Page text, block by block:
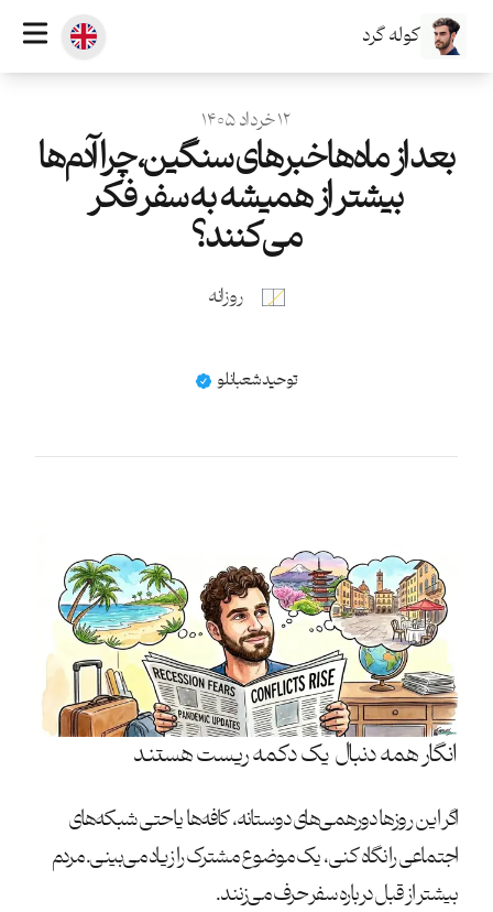
کوله گرد
۱۲ خرداد ۱۴۰۵
بعد از ماه‌ها خبرهای سنگین، چرا آدم‌ها
بیشتر از همیشه به سفر فکر
می‌کنند؟
روزانه
نام
توحید شعبانلو
انگار همه دنبال یک دکمه ریست هستند
اگر این روزها دورهمی‌های دوستانه، کافه‌ها یا حتی شبکه‌های
اجتماعی را نگاه کنی، یک موضوع مشترک را زیاد می‌بینی. مردم
بیشتر از قبل درباره سفر حرف می‌زنند.